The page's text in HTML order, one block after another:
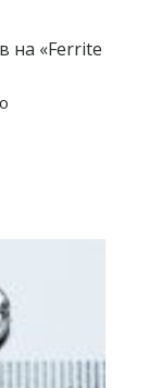
на «Ferrite